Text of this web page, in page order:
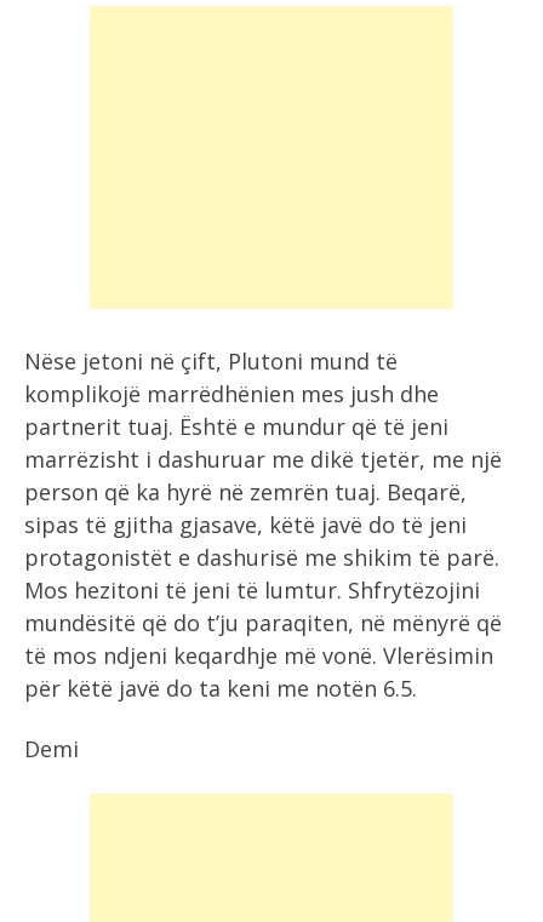
Nëse jetoni në çift, Plutoni mund të
komplikojë marrëdhënien mes jush dhe
partnerit tuaj. Është e mundur që të jeni
marrëzisht i dashuruar me dikë tjetër, me një
person që ka hyrë në zemrën tuaj. Beqarë,
sipas të gjitha gjasave, këtë javë do të jeni
protagonistët e dashurisë me shikim të parë.
Mos hezitoni të jeni të lumtur. Shfrytëzojini
mundësitë që do t’ju paraqiten, në mënyrë që
të mos ndjeni keqardhje më vonë. Vlerësimin
për këtë javë do ta keni me notën 6.5.
Demi